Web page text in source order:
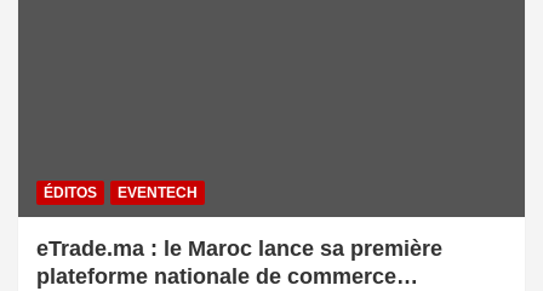
ÉDITOS EVENTECH
eTrade.ma : le Maroc lance sa première
plateforme nationale de commerce